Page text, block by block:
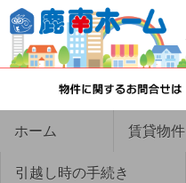
ホーム 賃貸物件
引越し時の手続き